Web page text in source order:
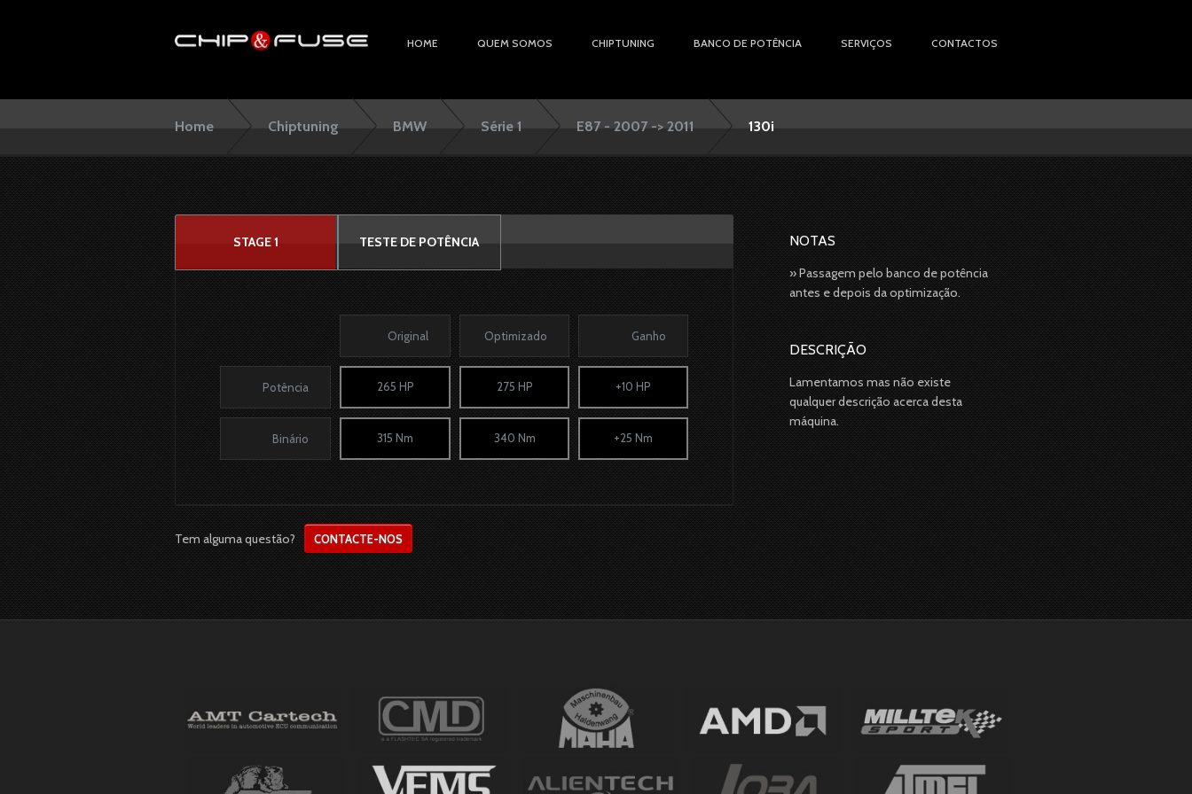
HOME QUEM SOMOS CHIPTUNING BANCO DE POTÊNCIA SERVIÇOS CONTACTOS
Home Chiptuning BMW Série 1 E87 - 2007 -> 2011 130i
STAGE 1 TESTE DE POTÊNCIA
Original Optimizado Ganho
Potência 265 HP 275 HP +10 HP
Binário 315 Nm 340 Nm +25 Nm
Tem alguma questão? CONTACTE-NOS
NOTAS
» Passagem pelo banco de potência
antes e depois da optimização.
DESCRIÇÃO
Lamentamos mas não existe
qualquer descrição acerca desta
máquina.